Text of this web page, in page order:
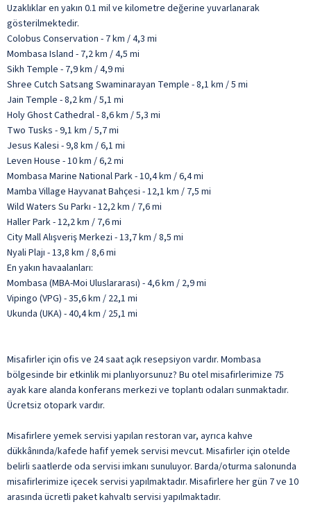
Uzaklıklar en yakın 0.1 mil ve kilometre değerine yuvarlanarak
gösterilmektedir.
Colobus Conservation - 7 km / 4,3 mi
Mombasa Island - 7,2 km / 4,5 mi
Sikh Temple - 7,9 km / 4,9 mi
Shree Cutch Satsang Swaminarayan Temple - 8,1 km / 5 mi
Jain Temple - 8,2 km / 5,1 mi
Holy Ghost Cathedral - 8,6 km / 5,3 mi
Two Tusks - 9,1 km / 5,7 mi
Jesus Kalesi - 9,8 km / 6,1 mi
Leven House - 10 km / 6,2 mi
Mombasa Marine National Park - 10,4 km / 6,4 mi
Mamba Village Hayvanat Bahçesi - 12,1 km / 7,5 mi
Wild Waters Su Parkı - 12,2 km / 7,6 mi
Haller Park - 12,2 km / 7,6 mi
City Mall Alışveriş Merkezi - 13,7 km / 8,5 mi
Nyali Plajı - 13,8 km / 8,6 mi
En yakın havaalanları:
Mombasa (MBA-Moi Uluslararası) - 4,6 km / 2,9 mi
Vipingo (VPG) - 35,6 km / 22,1 mi
Ukunda (UKA) - 40,4 km / 25,1 mi
Misafirler için ofis ve 24 saat açık resepsiyon vardır. Mombasa
bölgesinde bir etkinlik mi planlıyorsunuz? Bu otel misafirlerimize 75
ayak kare alanda konferans merkezi ve toplantı odaları sunmaktadır.
Ücretsiz otopark vardır.
Misafirlere yemek servisi yapılan restoran var, ayrıca kahve
dükkânında/kafede hafif yemek servisi mevcut. Misafirler için otelde
belirli saatlerde oda servisi imkanı sunuluyor. Barda/oturma salonunda
misafirlerimize içecek servisi yapılmaktadır. Misafirlere her gün 7 ve 10
arasında ücretli paket kahvaltı servisi yapılmaktadır.